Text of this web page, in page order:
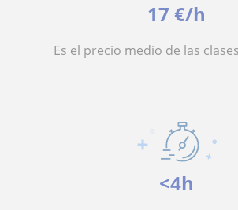
17 €/h
Es el precio medio de las
<4h